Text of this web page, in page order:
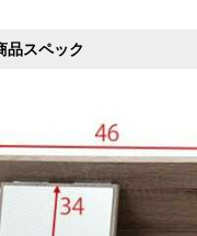
品スペック